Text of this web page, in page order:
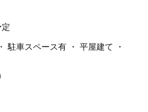
駐車スペース有 ・ 平屋建て ・